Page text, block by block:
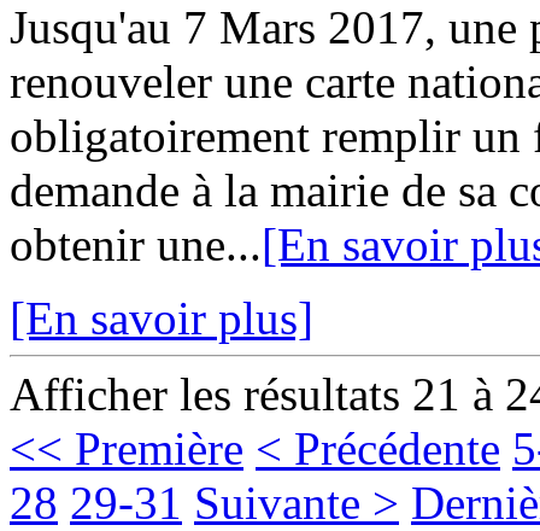
Jusqu'au 7 Mars 2017,
renouveler une carte
obligatoirement remplir un
demande à la mairie de sa
obtenir une...[En savoir
[En savoir plus]
Afficher les résultats 21 à
<< Première < Précédente
28 29-31 Suivante >